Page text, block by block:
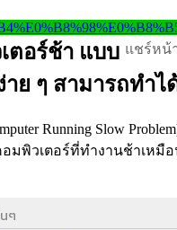
แชร์หน้
ตอร์ช้า แบบ
าย ๆ สามารถทำไ
Running Slow
มพิวเตอร์ที่ทำงานช้าเหมื
ๆ